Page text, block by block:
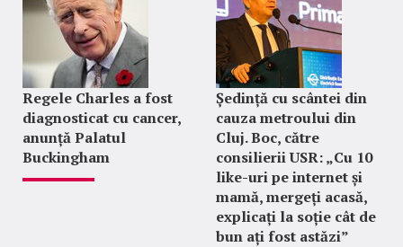
Regele Charles a fost
diagnosticat cu cancer,
anunță Palatul
Buckingham
Ședință cu scântei din
cauza metroului din
Cluj. Boc, către
consilierii USR: „Cu 10
like-uri pe internet și
mamă, mergeți acasă,
explicați la soție cât de
bun ați fost astăzi”